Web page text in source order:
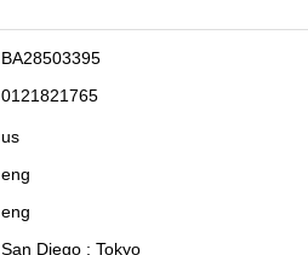
BA28503395
0121821765
us
eng
eng
San Diego ; Tokyo